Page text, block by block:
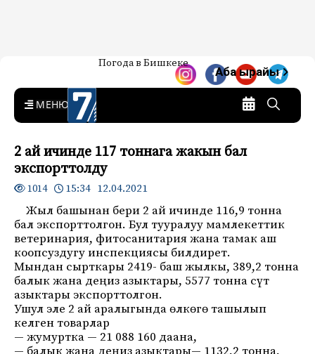
7-канал. Жаңылыктар —
Кыргызстан
Жаңылыктар — Кыргызстан
Погода в Бишкеке
Аба ырайы
MENU
2 ай ичинде 117 тоннага жакын бал
экспорттолду
1014 15:34 12.04.2021
Жыл башынан бери 2 ай ичинде 116,9 тонна
бал экспорттолгон. Бул тууралуу мамлекеттик
ветеринария, фитосанитария жана тамак аш
коопсуздугу инспекциясы билдирет.
Мындан сырткары 2419- баш жылкы, 389,2 тонна
балык жана деңиз азыктары, 5577 тонна сүт
азыктары экспорттолгон.
Ушул эле 2 ай аралыгында өлкөгө ташылып
келген товарлар
— жумуртка — 21 088 160 даана,